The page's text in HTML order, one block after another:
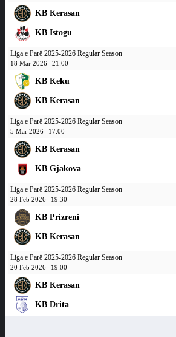
KB Kerasan
KB Istogu
Liga e Parë 2025-2026 Regular Season
18 Mar 2026 21:00
KB Keku
KB Kerasan
Liga e Parë 2025-2026 Regular Season
5 Mar 2026 17:00
KB Kerasan
KB Gjakova
Liga e Parë 2025-2026 Regular Season
28 Feb 2026 19:30
KB Prizreni
KB Kerasan
Liga e Parë 2025-2026 Regular Season
20 Feb 2026 19:00
KB Kerasan
KB Drita